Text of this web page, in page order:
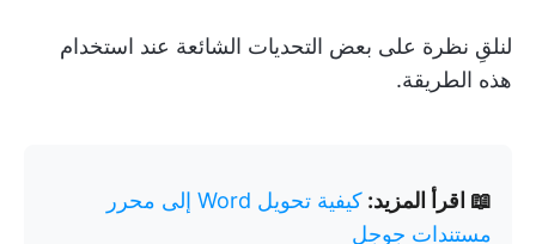
لنلقِ نظرة على بعض التحديات الشائعة عند استخدام
هذه الطريقة.
📖 اقرأ المزيد:
كيفية تحويل Word إلى محرر
مستندات جوجل